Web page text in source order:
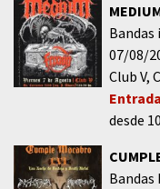
Bandas
07/08/
Club V
desde
Bandas